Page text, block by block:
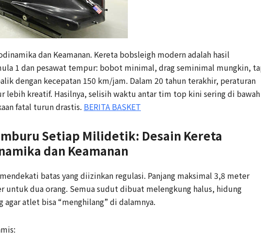
dan Keamanan. Kereta bobsleigh modern adalah hasil
1 dan pesawat tempur: bobot minimal, drag seminimal mungkin,
dengan kecepatan 150 km/jam. Dalam 20 tahun terakhir, peraturan
lebih kreatif. Hasilnya, selisih waktu antar tim top kini sering di bawah
fatal turun drastis. BERITA BASKET
Setiap Milidetik: Desain Kereta
dan Keamanan
batas yang diizinkan regulasi. Panjang maksimal 3,8 meter
untuk dua orang. Semua sudut dibuat melengkung halus, hidung
agar atlet bisa “menghilang” di dalamnya.